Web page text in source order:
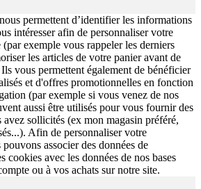
permettent d’identifier les informations
intéresser afin de personnaliser votre
exemple vous rappeler les derniers
les articles de votre panier avant de
vous permettent également de bénéficier
et d'offres promotionnelles en fonction
(par exemple si vous venez de nos
aussi être utilisés pour vous fournir des
sollicités (ex mon magasin préféré,
Afin de personnaliser votre
associer des données de
cookies avec les données de nos bases
ou à vos achats sur notre site.